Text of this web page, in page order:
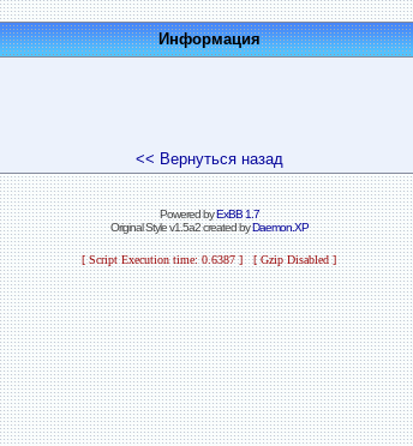
Информация
<< Вернуться назад
Powered byExBB 1.7
Original Style v1.5a2 created byDaemon.XP
[ Script Execution time: 0.6387 ] [ Gzip Disabled ]